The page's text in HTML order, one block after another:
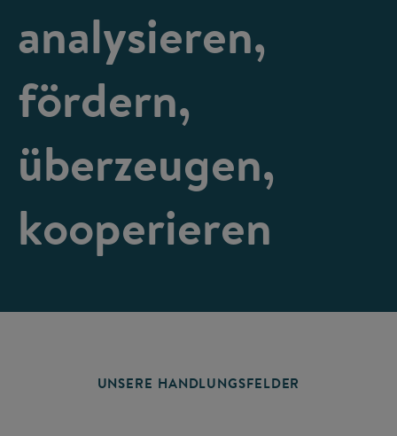
analysieren,
fördern,
überzeugen,
kooperieren
UNSERE HANDLUNGSFELDER